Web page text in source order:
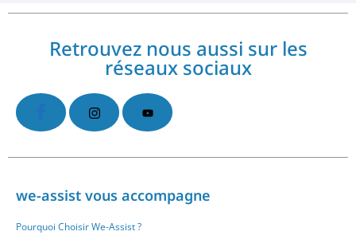
Retrouvez nous aussi sur les
réseaux sociaux
we-assist vous accompagne
Pourquoi Choisir We-Assist ?